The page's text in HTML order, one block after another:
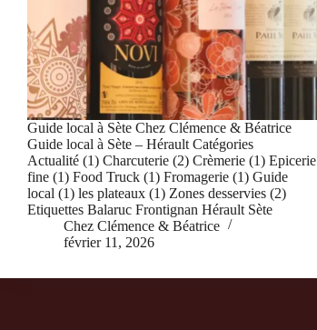
Guide local à Sète Chez Clémence & Béatrice
Guide local à Sète – Hérault Catégories
Actualité (1) Charcuterie (2) Crèmerie (1) Epicerie
fine (1) Food Truck (1) Fromagerie (1) Guide
local (1) les plateaux (1) Zones desservies (2)
Etiquettes Balaruc Frontignan Hérault Sète
Chez Clémence & Béatrice
février 11, 2026